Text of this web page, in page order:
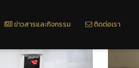
ข่าวสารและกิจกรรม ติดต่อเรา